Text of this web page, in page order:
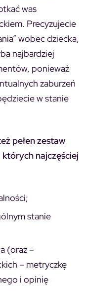
was
Precyzujecie
wobec dziecka,
najbardziej
ponieważ
zaburzeń
w stanie
pełen zestaw
najczęściej
stanie
(oraz –
– metryczkę
i opinię